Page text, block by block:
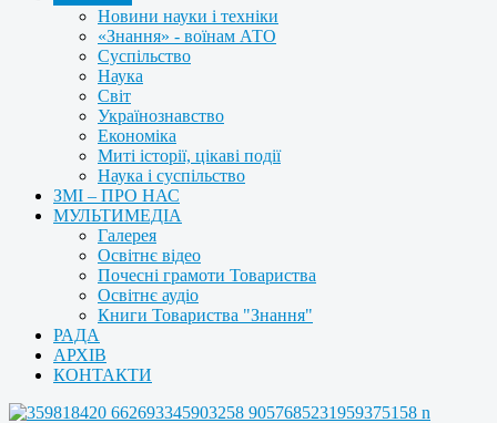
Новини науки і техніки
«Знання» - воїнам АТО
Суспільство
Наука
Світ
Українознавство
Економіка
Миті історії, цікаві події
Наука і суспільство
ЗМІ – ПРО НАС
МУЛЬТИМЕДІА
Галерея
Освітнє відео
Почесні грамоти Товариства
Освітнє аудіо
Книги Товариства "Знання"
РАДА
АРХІВ
КОНТАКТИ